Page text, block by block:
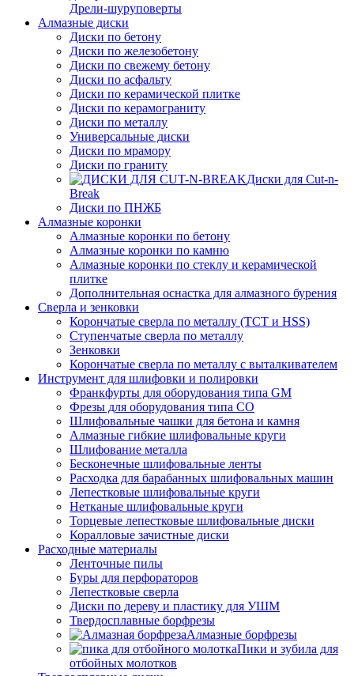
Дрели-шуруповерты
Алмазные диски
Диски по бетону
Диски по железобетону
Диски по свежему бетону
Диски по асфальту
Диски по керамической плитке
Диски по керамограниту
Диски по металлу
Универсальные диски
Диски по мрамору
Диски по граниту
Диски для Cut-n-
Break
Диски по ПНЖБ
Алмазные коронки
Алмазные коронки по бетону
Алмазные коронки по камню
Алмазные коронки по стеклу и керамической
плитке
Дополнительная оснастка для алмазного бурения
Сверла и зенковки
Корончатые сверла по металлу (TCT и HSS)
Ступенчатые сверла по металлу
Зенковки
Корончатые сверла по металлу c выталкивателем
Инструмент для шлифовки и полировки
Франкфурты для оборудования типа GM
Фрезы для оборудования типа СО
Шлифовальные чашки для бетона и камня
Алмазные гибкие шлифовальные круги
Шлифование металла
Бесконечные шлифовальные ленты
Расходка для барабанных шлифовальных машин
Лепестковые шлифовальные круги
Нетканые шлифовальные круги
Торцевые лепестковые шлифовальные диски
Коралловые зачистные диски
Расходные материалы
Ленточные пилы
Буры для перфораторов
Лепестковые сверла
Диски по дереву и пластику для УШМ
Твердосплавные борфрезы
Алмазные борфрезы
Пики и зубила для
отбойных молотков